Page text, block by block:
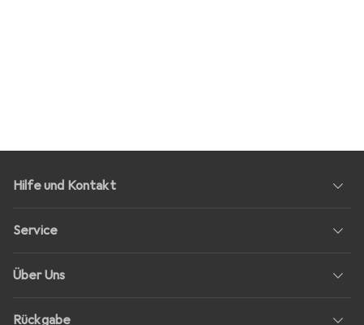
Hilfe und Kontakt
Service
Über Uns
Rückgabe